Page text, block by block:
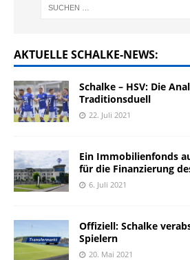
AKTUELLE SCHALKE-NEWS:
Schalke – HSV: Die
Traditionsduell
22. Juli 2021
Ein Immobilienfonds
für die Finanzierung
6. Juli 2021
Offiziell: Schalke
Spielern
20. Mai 2021